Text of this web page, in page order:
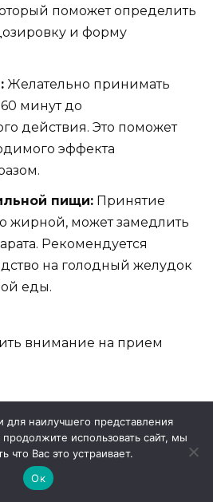
поможет определить
и форму
Желательно принимать
минут до
действия. Это поможет
эффекта
пищи: Принятие
жирной, может замедлить
Рекомендуется
на голодный желудок
еды.
внимание на прием
запивать средство
воды. Избегайте
с высоким
в период терапии,
для наилучшего представления
использовать сайт, мы
что Вас это устраивает.
Ок